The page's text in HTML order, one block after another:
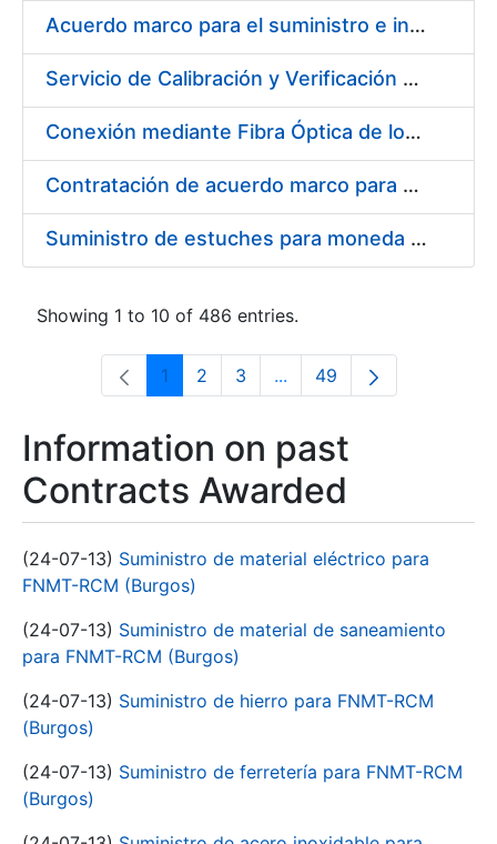
Acuerdo marco para el suministro e instalación de persianas, estores y otros complementos
Servicio de Calibración y Verificación Externa de los Equipos de Medición del Servicio de Prevención de la FNMT-RCM
Conexión mediante Fibra Óptica de los Centros de Proceso de Datos (CPDs) de las sedes de la FNMT-RCM de Burgos y Madrid
Contratación de acuerdo marco para el Suministro de Material de Electricidad para la Fábrica Nacional de Moneda y Timbre-Real Casa de la Moneda en su centro de trabajo de Burgos
Suministro de estuches para moneda de 30 €
Showing 1 to 10 of 486 entries.
Page
1 Page
2 Page
3 ...Intermediate Pages Use
Page
49
Information on past
Contracts Awarded
(24-07-13) Suministro de material eléctrico para
FNMT-RCM (Burgos)
(24-07-13) Suministro de material de saneamiento
para FNMT-RCM (Burgos)
(24-07-13) Suministro de hierro para FNMT-RCM
(Burgos)
(24-07-13) Suministro de ferretería para FNMT-RCM
(Burgos)